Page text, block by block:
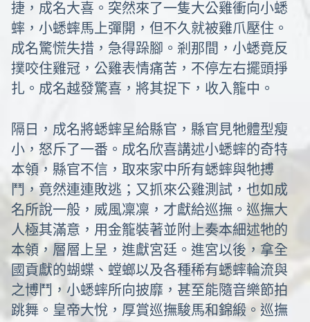
捷，成名大喜。突然來了一隻大公雞衝向小蟋
蟀，小蟋蟀馬上彈開，但不久就被雞爪壓住。
成名驚慌失措，急得跺腳。剎那間，小蟋竟反
撲咬住雞冠，公雞表情痛苦，不停左右擺頭掙
扎。成名越發驚喜，將其捉下，收入籠中。
隔日，成名將蟋蟀呈給縣官，縣官見牠體型瘦
小，怒斥了一番。成名欣喜講述小蟋蟀的奇特
本領，縣官不信，取來家中所有蟋蟀與牠搏
鬥，竟然連連敗逃；又抓來公雞測試，也如成
名所說一般，威風凜凜，才獻給巡撫。巡撫大
人極其滿意，用金籠裝著並附上奏本細述牠的
本領，層層上呈，進獻宮廷。進宮以後，拿全
國貢獻的蝴蝶、螳螂以及各種稀有蟋蟀輪流與
之博鬥，小蟋蟀所向披靡，甚至能隨音樂節拍
跳舞。皇帝大悅，厚賞巡撫駿馬和錦緞。巡撫